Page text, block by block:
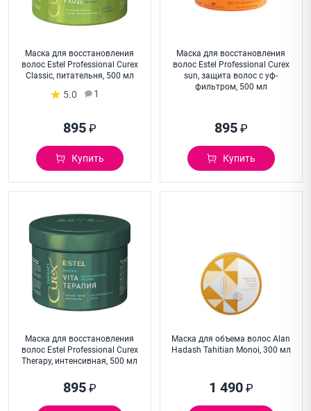
Маска для восстановления
волос Estel Professional Curex
Classic, питательня, 500 мл
5.0 1
895₽
Купить
Маска для восстановления
волос Estel Professional Curex
sun, защита волос с уф-
фильтром, 500 мл
895₽
Купить
Маска для восстановления
волос Estel Professional Curex
Therapy, интенсивная, 500 мл
895₽
Маска для объема волос Alan
Hadash Tahitian Monoi, 300 мл
1 490₽